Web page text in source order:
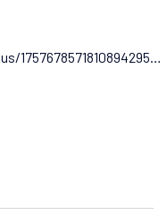
1757678571810894295…